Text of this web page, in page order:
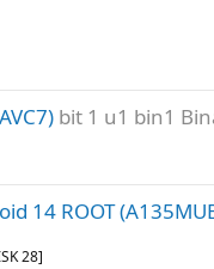
bit 1 u1 bin1
14 ROOT
28]